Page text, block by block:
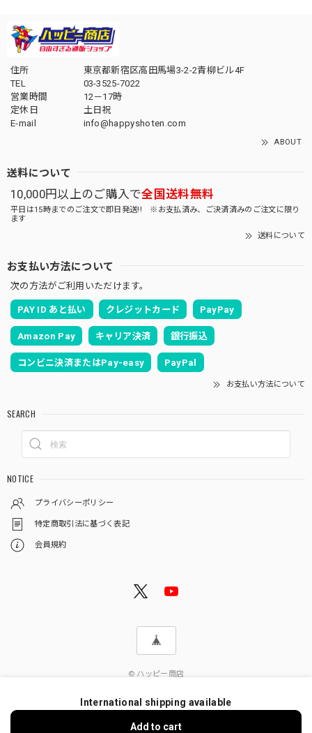
住所
東京都新宿区高田馬場3-2-2青柳ビル4F
TEL
03-3525-7022
営業時間
12－17時
定休日
土日祝
E-mail
info@happyshoten.com
ABOUT
送料について
10,000円以上のご購入で全国送料無料
平日は15時までのご注文で即日発送!! ※お支払済み、ご決済済みのご注文に限り
ます
送料について
お支払い方法について
次の方法がご利用いただけます。
PAY ID あと払い クレジットカード PayPay
Amazon Pay キャリア決済 銀行振込
コンビニ決済またはPay-easy PayPal
お支払い方法について
SEARCH
NOTICE
プライバシーポリシー
特定商取引法に基づく表記
会員規約
© ハッピー商店
International shipping available
Add to cart